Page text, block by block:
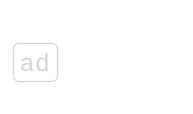
ad